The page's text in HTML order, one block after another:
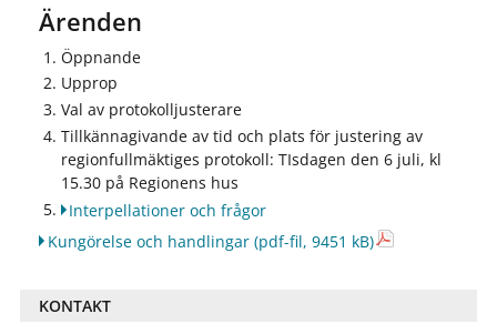
Ärenden
Öppnande
Upprop
Val av protokolljusterare
Tillkännagivande av tid och plats för justering av
regionfullmäktiges protokoll: TIsdagen den 6 juli, kl
15.30 på Regionens hus
Interpellationer och frågor
Kungörelse och handlingar(pdf-fil, 9451 kB)
KONTAKT